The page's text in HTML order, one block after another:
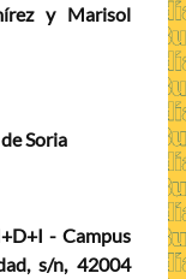
y Marisol
Soria
- Campus
s/n, 42004